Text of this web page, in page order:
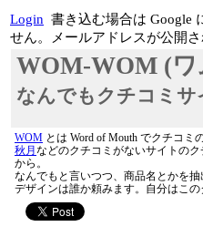
Login 書き込む場合は Google
せん。メールアドレスが公開さ
WOM-WOM (ワ
なんでもクチコミサ
WOM とは Word of Mouth でクチコミ
秋月 などのクチコミがないサイトのク
から。
なんでもと言いつつ、商品名とかを
デザインは誰か頼みます。自分はこ